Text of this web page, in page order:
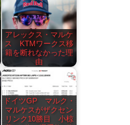
アレックス・マルケ
ス KTMワークス移
籍を断れなかった理
由
ドイツGP マルク・
マルケスがザクセン
リンク10勝目 小椋